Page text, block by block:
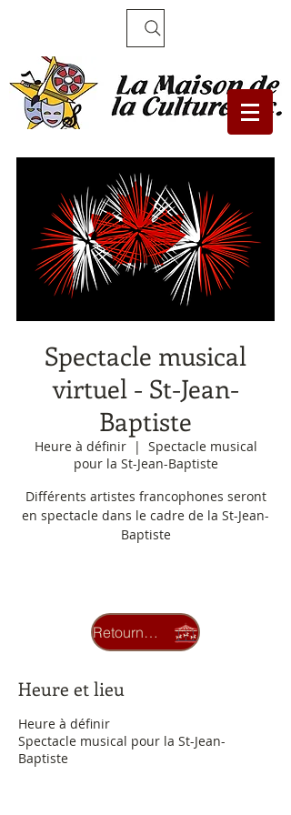
Spectacle musical
virtuel - St-Jean-
Baptiste
Heure à définir
  |
Spectacle musical
pour la St-Jean-Baptiste
Différents artistes francophones seront
en spectacle dans le cadre de la St-Jean-
Baptiste
Voir autres événements
Heure et lieu
Heure à définir
Spectacle musical pour la St-Jean-
Baptiste
Retourner au carrousel